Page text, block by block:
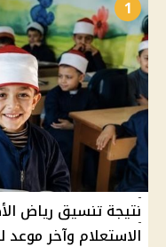
1
نتيجة تنسيق رياض
الاستعلام وآخر موعد